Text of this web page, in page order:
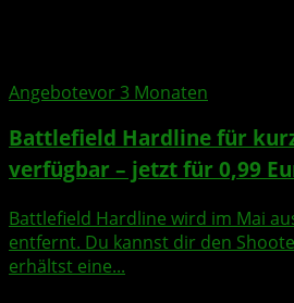
Angebotevor 3 Monaten
Battlefield Hardline für
verfügbar – jetzt für 0,99
Battlefield Hardline wird im Mai
entfernt. Du kannst dir den
erhältst eine...